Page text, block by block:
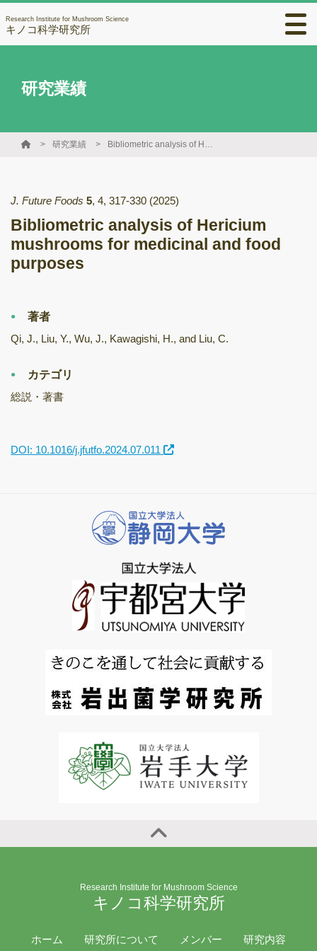
Research Institute for Mushroom Science
キノコ科学研究所
研究業績
研究業績 Bibliometric analysis of Hericium mushrooms for medicinal and food purposes
J. Future Foods 5, 4, 317-330 (2025)
Bibliometric analysis of Hericium
mushrooms for medicinal and food
purposes
著者
Qi, J., Liu, Y., Wu, J., Kawagishi, H., and Liu, C.
カテゴリ
総説・著書
DOI: 10.1016/j.jfutfo.2024.07.011
Research Institute for Mushroom Science
キノコ科学研究所
ホーム 研究所について メンバー 研究内容